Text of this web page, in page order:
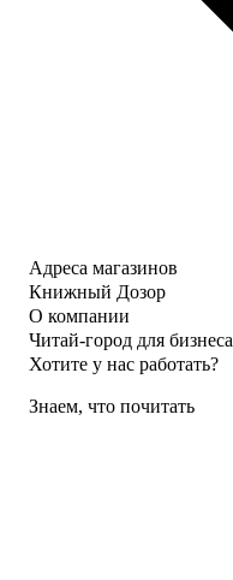
Адреса магазинов
Книжный Дозор
О компании
Читай-город для бизнеса
Хотите у нас работать?
Знаем, что почитать